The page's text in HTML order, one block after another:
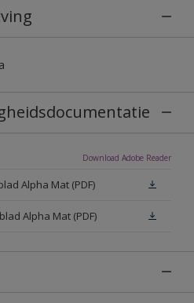
Download Adobe Reader
Alpha Mat (PDF)
Alpha Mat (PDF)